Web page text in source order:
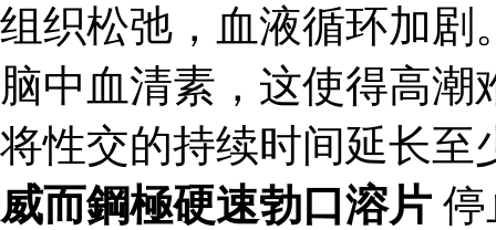
组织松弛，血液循环加剧
脑中血清素，这使得高
将性交的持续时间延长至
威而鋼極硬速勃口溶片 停